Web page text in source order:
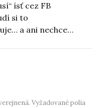
ísť cez FB
si to
a ani nechce…
Vyžadované polia